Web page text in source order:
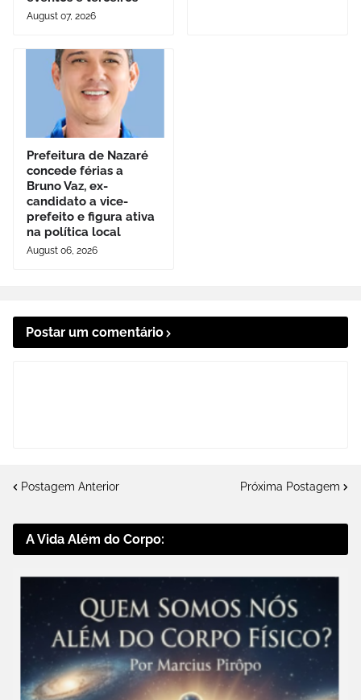
August 07, 2026
Prefeitura de Nazaré
concede férias a
Bruno Vaz, ex-
candidato a vice-
prefeito e figura ativa
na política local
August 06, 2026
Postar um comentário
Postagem Anterior Próxima Postagem
A Vida Além do Corpo: